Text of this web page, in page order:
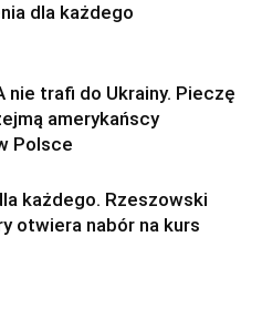
dla każdego
nie trafi do Ukrainy. Pieczę
amerykańscy
Polsce
każdego. Rzeszowski
otwiera nabór na kurs